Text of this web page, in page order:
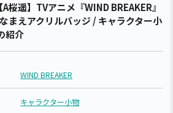
A桜遥】TVアニメ『WIND BREAKER』
まえアクリルバッジ / キャラクター小
紹介
WIND BREAKER
キャラクター小物